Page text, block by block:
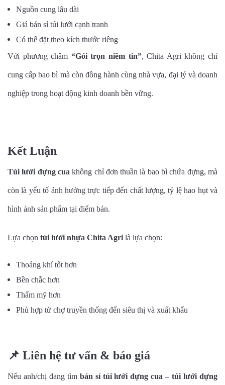
Nguồn cung lâu dài
Giá bán sỉ túi lưới cạnh tranh
Có thể đặt theo kích thước riêng
Với phương châm “Gói trọn niềm tin”, Chita Agri không chỉ
cung cấp bao bì mà còn đồng hành cùng nhà vựa, đại lý và doanh
nghiệp trong hoạt động kinh doanh bền vững.
Kết Luận
Túi lưới đựng cua không chỉ đơn thuần là bao bì chứa đựng, mà
còn là yếu tố ảnh hưởng trực tiếp đến chất lượng, tỷ lệ hao hụt và
hình ảnh sản phẩm tại điểm bán.
Lựa chọn túi lưới nhựa Chita Agri là lựa chọn:
Thoáng khí tốt hơn
Bền chắc hơn
Thẩm mỹ hơn
Phù hợp từ chợ truyền thống đến siêu thị và xuất khẩu
📌 Liên hệ tư vấn & báo giá
Nếu anh/chị đang tìm bán sỉ túi lưới đựng cua – túi lưới đựng